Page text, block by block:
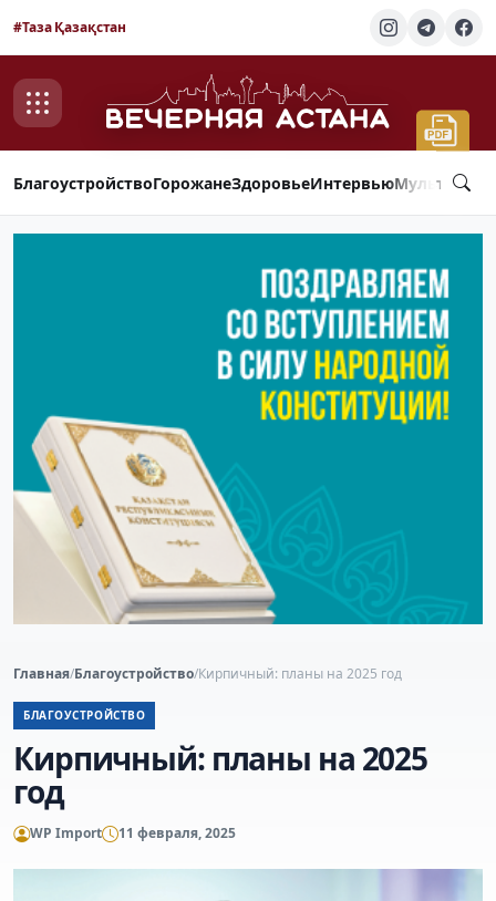
#Таза Қазақстан
БлагоустройствоГорожанеЗдоровьеИнтервью
Главная/Благоустройство/Кирпичный: планы на 2025 год
БЛАГОУСТРОЙСТВО
Кирпичный: планы на 2025
год
WP Import 11 февраля, 2025